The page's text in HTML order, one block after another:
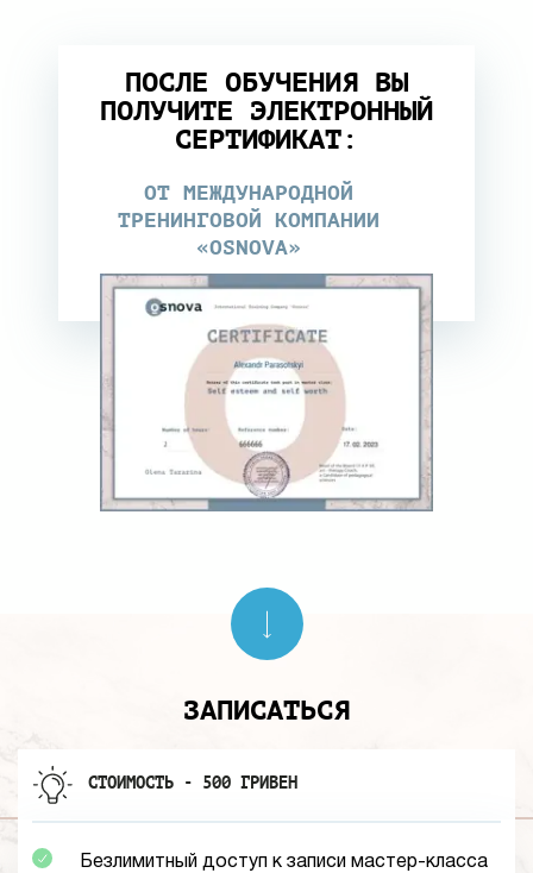
ПОСЛЕ ОБУЧЕНИЯ ВЫ
ПОЛУЧИТЕ ЭЛЕКТРОННЫЙ
СЕРТИФИКАТ:
ОТ МЕЖДУНАРОДНОЙ
ТРЕНИНГОВОЙ КОМПАНИИ
«OSNOVA»
ЗАПИСАТЬСЯ
СТОИМОСТЬ - 500 ГРИВЕН
Безлимитный доступ к записи мастер-класса